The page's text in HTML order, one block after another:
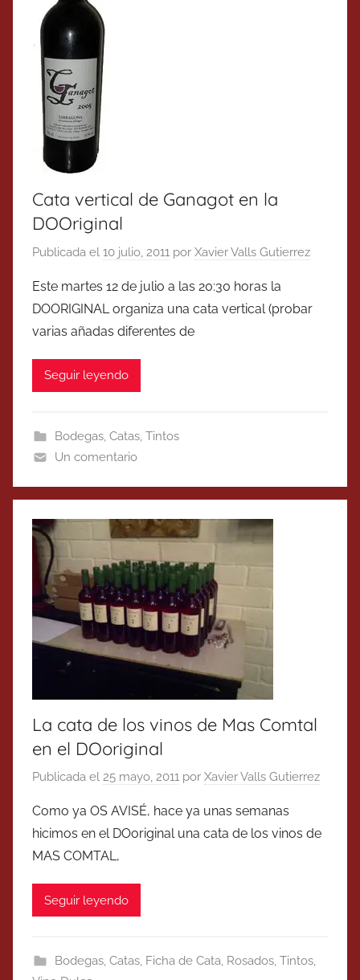
Cata vertical de Ganagot en la
DOOriginal
Publicada el 10 julio, 2011 por Xavier Valls Gutierrez
Este martes 12 de julio a las 20:30 horas la
DOORIGINAL organiza una cata vertical (probar
varias añadas diferentes de
Seguir leyendo
Bodegas, Catas, Tintos
Un comentario
La cata de los vinos de Mas Comtal
en el DOoriginal
Publicada el 25 mayo, 2011 por Xavier Valls Gutierrez
Como ya OS AVISÉ, hace ya unas semanas
hicimos en el DOoriginal una cata de los vinos de
MAS COMTAL,
Seguir leyendo
Bodegas, Catas, Ficha de Cata, Rosados, Tintos,